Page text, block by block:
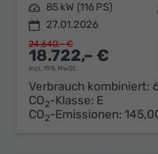
Leistung 85 kW (116 PS)
27.01.2026
18.722,– €
incl. 19% MwSt.
24.640,– €
Verbrauch kombiniert:
CO2-Klasse: E
CO2-Emissionen: